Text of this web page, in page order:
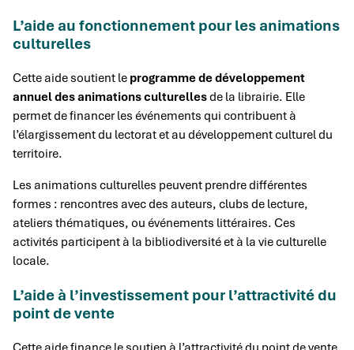
L’aide au fonctionnement pour les animations
culturelles
Cette aide soutient le programme de développement
annuel des animations culturellesde la librairie. Elle
permet de financer les événements qui contribuent à
l’élargissement du lectorat et au développement culturel du
territoire.
Les animations culturelles peuvent prendre différentes
formes : rencontres avec des auteurs, clubs de lecture,
ateliers thématiques, ou événements littéraires. Ces
activités participent à la bibliodiversité et à la vie culturelle
locale.
L’aide à l’investissement pour l’attractivité du
point de vente